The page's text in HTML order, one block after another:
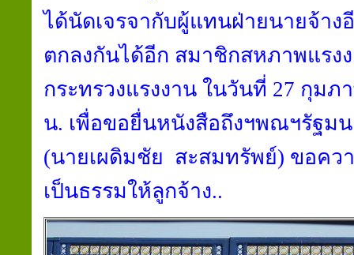
ได้นัดเจรจากับผู้แทนฝ่ายนายจ้าง
ตกลงกันได้อีก สมาชิกสหภาพแรง
กระทรวงแรงงาน ในวันที่ 27 กุมภ
น. เพื่อขอยื่นหนังสือถึงฯพณฯรัฐมน
(นายเผดิมชัย สะสมทรัพย์) ขอคว
เป็นธรรมให้ลูกจ้าง..